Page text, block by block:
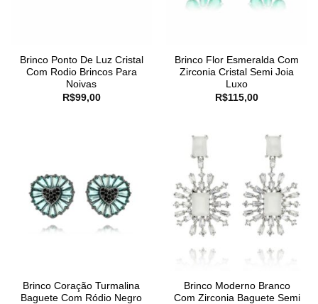
Brinco Ponto De Luz Cristal
Com Rodio Brincos Para
Noivas
R$99,00
Brinco Flor Esmeralda Com
Zirconia Cristal Semi Joia
Luxo
R$115,00
Brinco Coração Turmalina
Baguete Com Ródio Negro
Brinco Moderno Branco
Com Zirconia Baguete Semi